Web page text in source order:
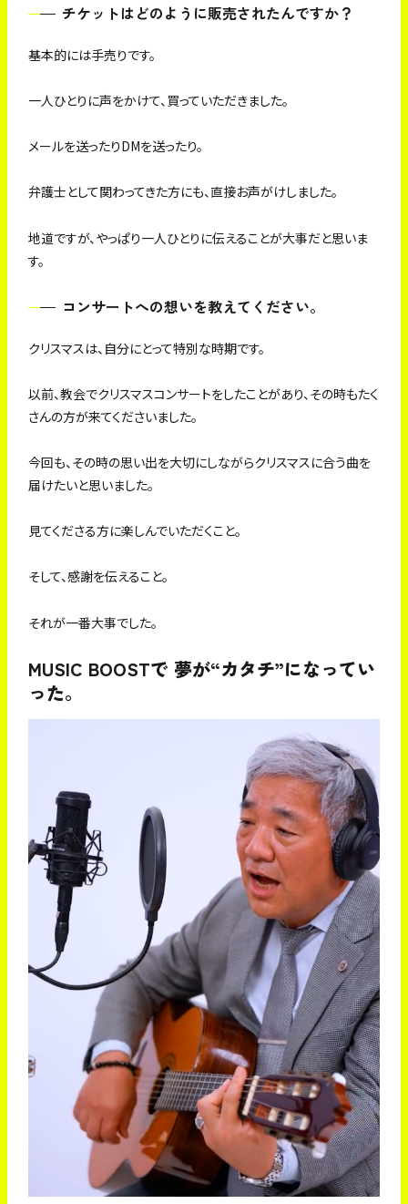
チケットはどのように販売されたんですか？
基本的には手売りです。
一人ひとりに声をかけて、買っていただきました。
メールを送ったりDMを送ったり。
弁護士として関わってきた方にも、直接お声がけしました。
地道ですが、やっぱり一人ひとりに伝えることが大事だと思いま
す。
コンサートへの想いを教えてください。
クリスマスは、自分にとって特別な時期です。
以前、教会でクリスマスコンサートをしたことがあり、その時もたく
さんの方が来てくださいました。
今回も、その時の思い出を大切にしながらクリスマスに合う曲を
届けたいと思いました。
見てくださる方に楽しんでいただくこと。
そして、感謝を伝えること。
それが一番大事でした。
MUSIC BOOSTで 夢が“カタチ”になってい
った。